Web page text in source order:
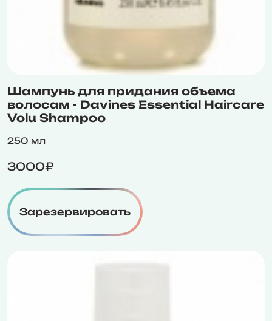
Шампунь для придания объема
волосам - Davines Essential Haircare
Volu Shampoo
250 мл
3000₽
Зарезервировать